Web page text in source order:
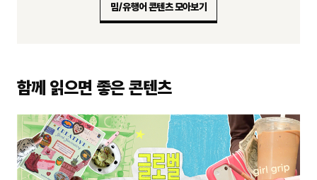
밈/유행어 콘텐츠 모아보기
함께 읽으면 좋은 콘텐츠